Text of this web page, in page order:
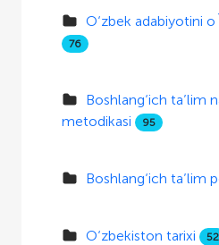
O‘zbek adabiyotini
76
Boshlang‘ich ta’lim
metodikasi
95
Boshlang‘ich ta’lim
O‘zbekiston tarixi 52